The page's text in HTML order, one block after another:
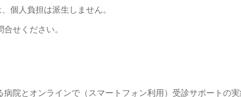
個人負担は派生しません。
せください。
院とオンラインで（スマートフォン利用）受診サポートの